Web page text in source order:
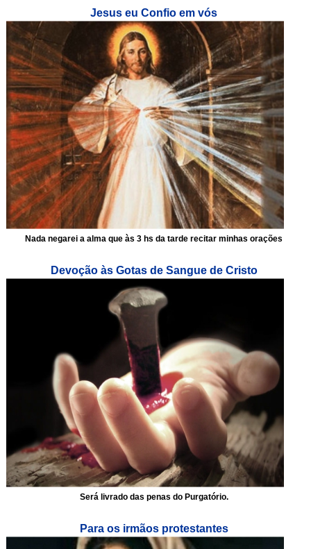
Jesus eu Confio em vós
Nada negarei a alma que às 3 hs da tarde recitar minhas orações
Devoção às Gotas de Sangue de Cristo
Será livrado das penas do Purgatório.
Para os irmãos protestantes